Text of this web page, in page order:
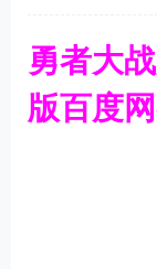
勇者大
版百度